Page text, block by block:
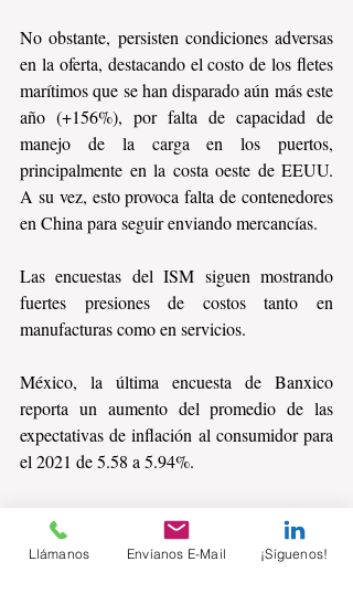
No obstante, persisten condiciones adversas
en la oferta, destacando el costo de los fletes
marítimos que se han disparado aún más este
año (+156%), por falta de capacidad de
manejo de la carga en los puertos,
principalmente en la costa oeste de EEUU.
A su vez, esto provoca falta de contenedores
en China para seguir enviando mercancías.
Las encuestas del ISM siguen mostrando
fuertes presiones de costos tanto en
manufacturas como en servicios.
México, la última encuesta de Banxico
reporta un aumento del promedio de las
expectativas de inflación al consumidor para
el 2021 de 5.58 a 5.94%.
¿Un menor dinamismo de la demanda o las
restricciones de la oferta?
Llámanos Envíanos E-Mail ¡Síguenos!